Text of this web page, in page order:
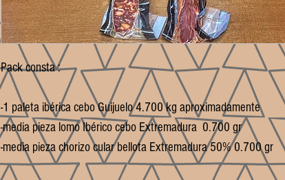
Pack consta :
-1 paleta ibérica cebo Guijuelo 4.700 kg aproximadamente
-media pieza lomo Ibérico cebo Extremadura  0.700 gr
-media pieza chorizo cular bellota Extremadura 50% 0.700 gr